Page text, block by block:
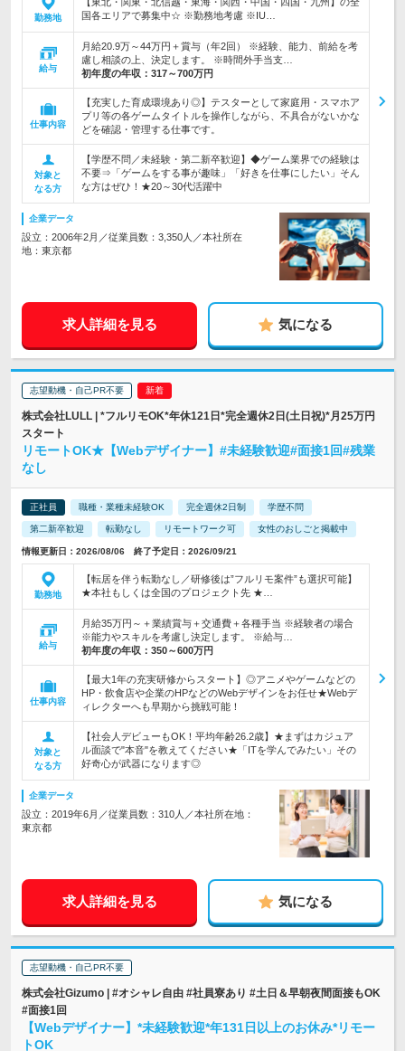
勤務地
国各エリアで募集中☆ ※勤務地考慮 ※IU…
給与
月給20.9万～44万円＋賞与（年2回） ※経験、能力、前給を考
慮し相談の上、決定します。 ※時間外手当支…
初年度の年収： 317～700万円
仕事内容
【充実した育成環境あり◎】テスターとして家庭用・スマホア
プリ等の各ゲームタイトルを操作しながら、不具合がないかな
どを確認・管理する仕事です。
対象と
なる方
【学歴不問／未経験・第二新卒歓迎】◆ゲーム業界での経験は
不要⇒「ゲームをする事が趣味」「好きを仕事にしたい」そん
な方はぜひ！★20～30代活躍中
企業データ
設立：2006年2月／従業員数：3,350人／本社所在
地：東京都
求人詳細を見る 気になる
志望動機・自己PR不要
株式会社LULL | *フルリモOK*年休121日*完全週休2日(土日祝)*月25万円
スタート
リモートOK★【Webデザイナー】#未経験歓迎#面接1回#残業
なし
正社員 職種・業種未経験OK 完全週休2日制 学歴不問
第二新卒歓迎 転勤なし リモートワーク可 女性のおしごと掲載中
情報更新日：2026/08/06 終了予定日：2026/09/21
勤務地
【転居を伴う転勤なし／研修後は”フルリモ案件”も選択可能】
★本社もしくは全国のプロジェクト先 ★…
給与
月給35万円～＋業績賞与＋交通費＋各種手当 ※経験者の場合
※能力やスキルを考慮し決定します。 ※給与…
初年度の年収： 350～600万円
仕事内容
【最大1年の充実研修からスタート】◎アニメやゲームなどの
HP・飲食店や企業のHPなどのWebデザインをお任せ★Webデ
ィレクターへも早期から挑戦可能！
対象と
なる方
【社会人デビューもOK！平均年齢26.2歳】★まずはカジュア
ル面談で"本音"を教えてください★「ITを学んでみたい」その
好奇心が武器になります◎
企業データ
設立：2019年6月／従業員数：310人／本社所在地：
東京都
求人詳細を見る 気になる
志望動機・自己PR不要
株式会社Gizumo | #オシャレ自由 #社員寮あり #土日＆早朝夜間面接もOK
#面接1回
【Webデザイナー】*未経験歓迎*年131日以上のお休み*リモー
トOK